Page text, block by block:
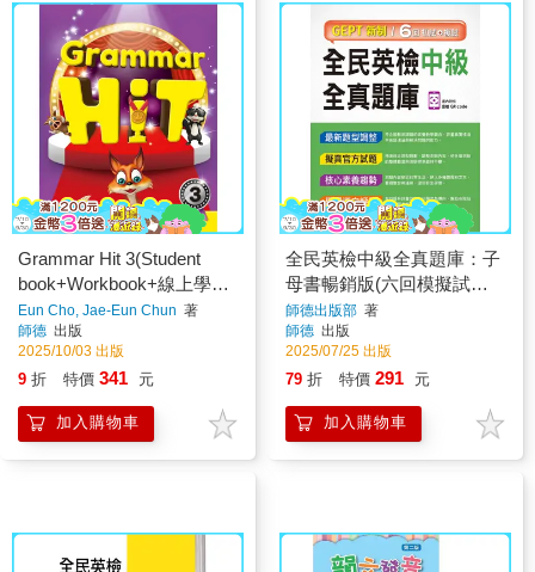
Grammar Hit 3(Student
book+Workbook+線上學習
資源)
Eun Cho, Jae-Eun Chun 著
師德 出版
2025/10/03 出版
9 折 特價 341 元
加入購物車
全民英檢中級全真題庫：子
母書暢銷版(六回模擬試題1
本+試題解析1本+QR
CODE音檔隨掃即聽)
師德出版部 著
師德 出版
2025/07/25 出版
79 折 特價 291 元
加入購物車